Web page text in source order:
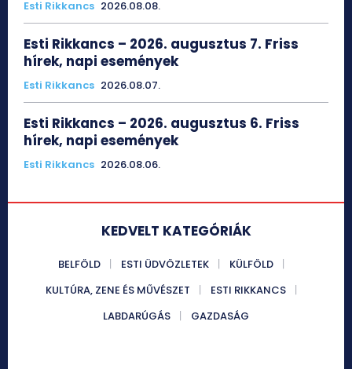
Esti Rikkancs 2026.08.08.
Esti Rikkancs – 2026. augusztus 7. Friss
hírek, napi események
Esti Rikkancs 2026.08.07.
Esti Rikkancs – 2026. augusztus 6. Friss
hírek, napi események
Esti Rikkancs 2026.08.06.
KEDVELT KATEGÓRIÁK
BELFÖLD ESTI ÜDVÖZLETEK
KÜLFÖLD
KULTÚRA, ZENE ÉS MŰVÉSZET
ESTI RIKKANCS
LABDARÚGÁS
GAZDASÁG